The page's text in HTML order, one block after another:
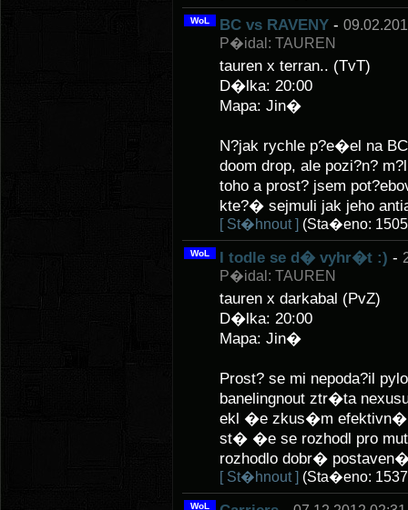
WoL BC vs RAVENY -
P�idal: TAUREN
tauren x terran.. (TvT)
D�lka: 20:00
Mapa: Jin�
N?jak rychle p?e�el na
doom drop, ale pozi?n?
toho a prost? jsem
kte?� sejmuli jak jeho
[ St�hnout ] (Sta�eno:
WoL I todle se d� vyhr�t :) -
P�idal: TAUREN
tauren x darkabal (PvZ)
D�lka: 20:00
Mapa: Jin�
Prost? se mi nepoda?il
banelingnout ztr�ta
ekl �e zkus�m efektivn�
st� �e se rozhodl pro
rozhodlo dobr�
[ St�hnout ] (Sta�eno:
WoL